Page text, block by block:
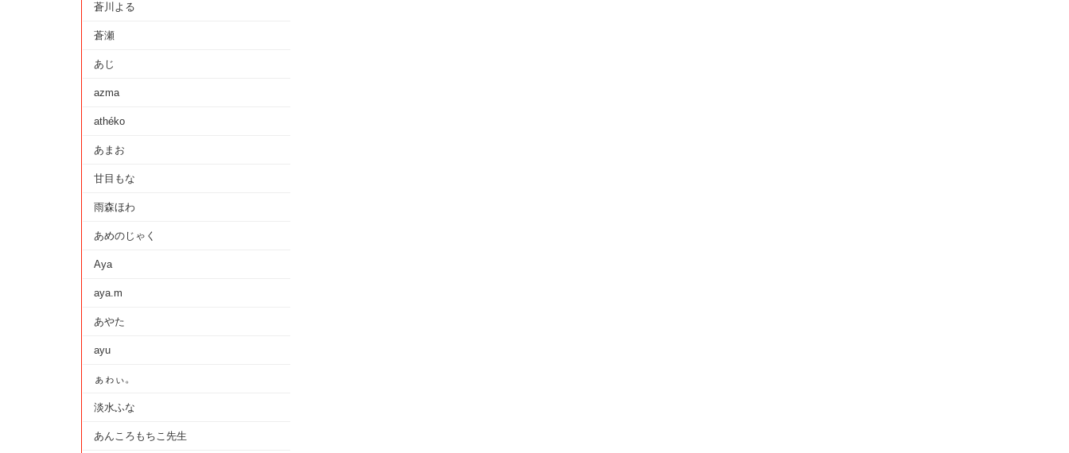
蒼川よる
蒼瀬
あじ
azma
athéko
あまお
甘目もな
雨森ほわ
あめのじゃく
Aya
aya.m
あやた
ayu
ぁゎぃ。
淡水ふな
あんころもちこ先生